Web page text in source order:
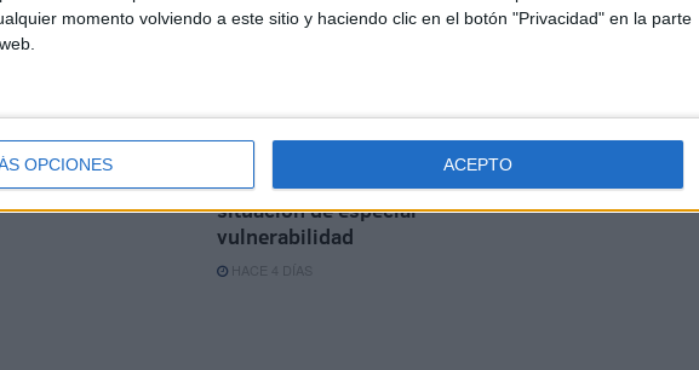
momento volviendo a este sitio y haciendo clic en el botón "Privacidad" en la parte
OPCIONES ACEPTO
inmigrantes
Ceuta para proteger a las
mujeres inmigrantes en
situación de especial
vulnerabilidad
HACE 4 DÍAS